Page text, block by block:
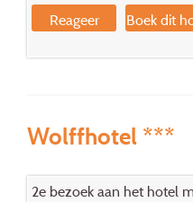
Reageer Boek dit
Wolffhotel ***
2e bezoek aan het hotel